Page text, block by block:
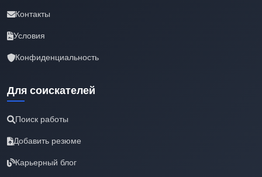
Контакты
Условия
Конфиденциальность
Для соискателей
Поиск работы
Добавить резюме
Карьерный блог